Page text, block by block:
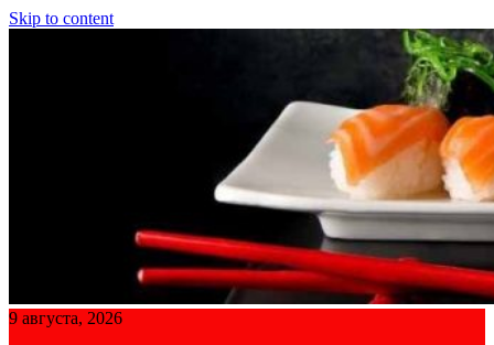
Skip to content
9 августа, 2026